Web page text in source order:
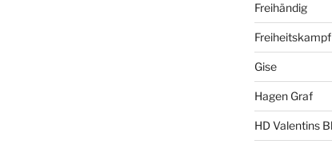
Freihändig
Freiheitskampf
Gise
Hagen Graf
HD Valentins